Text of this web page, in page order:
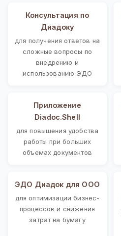
Консультация по
Диадоку
для получения ответов на
сложные вопросы по
внедрению и
использованию ЭДО
Приложение
Diadoc.Shell
для повышения удобства
работы при больших
объемах документов
ЭДО Диадок для ООО
для оптимизации бизнес-
процессов и снижения
затрат на бумагу